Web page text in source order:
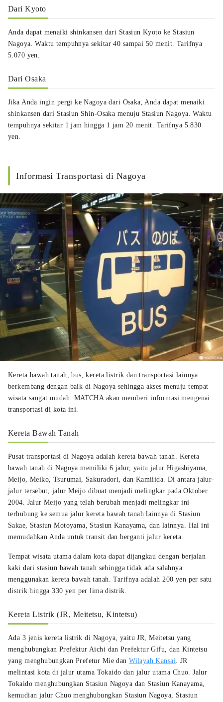
Dari Kyoto
Anda dapat menaiki shinkansen dari Stasiun Kyoto ke Stasiun
Nagoya. Waktu tempuhnya sekitar 40 sampai 50 menit. Tarifnya
5.070 yen.
Dari Osaka
Jika Anda ingin pergi ke Nagoya dari Osaka, Anda dapat menaiki
shinkansen dari Stasiun Shin-Osaka menuju Stasiun Nagoya. Waktu
tempuhnya sekitar 1 jam hingga 1 jam 20 menit. Tarifnya 5.830
yen.
Informasi Transportasi di Nagoya
Kereta bawah tanah, bus, kereta listrik dan transportasi lainnya
berkembang dengan baik di Nagoya sehingga akses menuju tempat
wisata sangat mudah. MATCHA akan memberi informasi mengenai
transportasi di kota ini.
Kereta Bawah Tanah
Pusat transportasi di Nagoya adalah kereta bawah tanah. Kereta
bawah tanah di Nagoya memiliki 6 jalur, yaitu jalur Higashiyama,
Meijo, Meiko, Tsurumai, Sakuradori, dan Kamiiida. Di antara jalur-
jalur tersebut, jalur Meijo dibuat menjadi melingkar pada Oktober
2004. Jalur Meijo yang telah berubah menjadi melingkar ini
terhubung ke semua jalur kereta bawah tanah lainnya di Stasiun
Sakae, Stasiun Motoyama, Stasiun Kanayama, dan lainnya. Hal ini
memudahkan Anda untuk transit dan berganti jalur kereta.
Tempat wisata utama dalam kota dapat dijangkau dengan berjalan
kaki dari stasiun bawah tanah sehingga tidak ada salahnya
menggunakan kereta bawah tanah. Tarifnya adalah 200 yen per satu
distrik hingga 330 yen per lima distrik.
Kereta Listrik (JR, Meitetsu, Kintetsu)
Ada 3 jenis kereta listrik di Nagoya, yaitu JR, Meitetsu yang
menghubungkan Prefektur Aichi dan Prefektur Gifu, dan Kintetsu
yang menghubungkan Prefetur Mie danWilayah Kansai . JR
melintasi kota di jalur utama Tokaido dan jalur utama Chuo. Jalur
Tokaido menghubungkan Stasiun Nagoya dan Stasiun Kanayama,
kemudian jalur Chuo menghubungkan Stasiun Nagoya, Stasiun